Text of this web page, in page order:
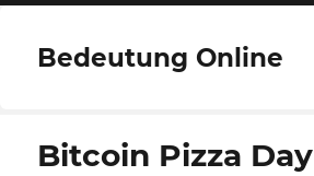
Bedeutung Online
Bitcoin Pizza Day